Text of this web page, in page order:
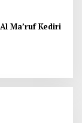
Ma’ruf Kediri